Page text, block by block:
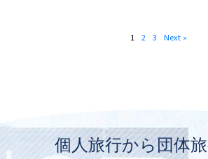
1 2 3 Next »
個人旅行から団体